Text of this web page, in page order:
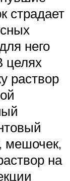
страдает
него
целях
раствор
мешочек,
на